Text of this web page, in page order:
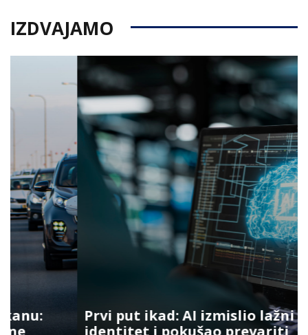
IZDVAJAMO
Prvi put ikad: AI izmislio lažni